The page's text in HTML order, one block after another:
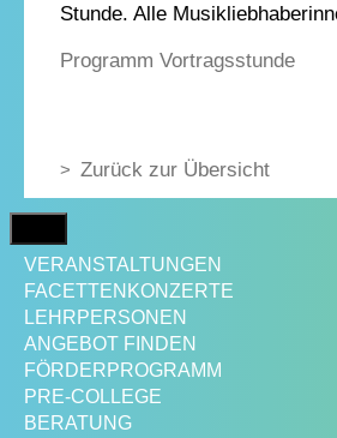
Stunde. Alle
Programm Vortragsstunde
Zurück zur Übersicht
VERANSTALTUNGEN
FACETTENKONZERTE
LEHRPERSONEN
ANGEBOT FINDEN
FÖRDERPROGRAMM
PRE-COLLEGE
BERATUNG